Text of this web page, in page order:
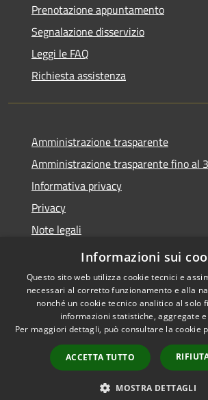
Prenotazione appuntamento
Segnalazione disservizio
Leggi le FAQ
Richiesta assistenza
Amministrazione trasparente
Amministrazione trasparente fino al
Informativa privacy
Privacy
Note legali
Dichiarazione di accessibilità
Accessibilità
Informazioni sui
Questo sito web utilizza cookie tecnici e
necessari al corretto funzionamento e alla
nonché un cookie tecnico analitico al solo
informazioni statistiche, aggregate
Per maggiori dettagli, può consultare la cookie
ACCETTA TUTTO
MOSTRA DETTAGLI